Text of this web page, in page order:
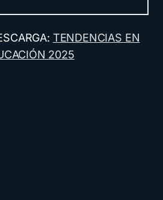
TENDENCIAS EN
2025